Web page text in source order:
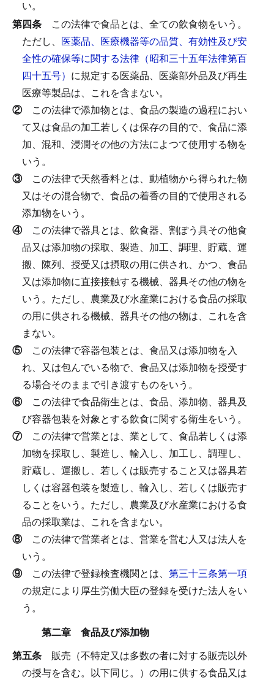
い。
第四条 この法律で食品とは、全ての飲食物をいう。
ただし、 医薬品、医療機器等の品質、有効性及び安
全性の確保等に関する法律（昭和三十五年法律第百
四十五号） に規定する医薬品、医薬部外品及び再生
医療等製品は、これを含まない。
② この法律で添加物とは、食品の製造の過程におい
て又は食品の加工若しくは保存の目的で、食品に添
加、混和、浸潤その他の方法によつて使用する物を
いう。
③ この法律で天然香料とは、動植物から得られた物
又はその混合物で、食品の着香の目的で使用される
添加物をいう。
④ この法律で器具とは、飲食器、割ぽう具その他食
品又は添加物の採取、製造、加工、調理、貯蔵、運
搬、陳列、授受又は摂取の用に供され、かつ、食品
又は添加物に直接接触する機械、器具その他の物を
いう。 ただし、農業及び水産業における食品の採取
の用に供される機械、器具その他の物は、これを含
まない。
⑤ この法律で容器包装とは、食品又は添加物を入
れ、又は包んでいる物で、食品又は添加物を授受す
る場合そのままで引き渡すものをいう。
⑥ この法律で食品衛生とは、食品、添加物、器具及
び容器包装を対象とする飲食に関する衛生をいう。
⑦ この法律で営業とは、業として、食品若しくは添
加物を採取し、製造し、輸入し、加工し、調理し、
貯蔵し、運搬し、若しくは販売すること又は器具若
しくは容器包装を製造し、輸入し、若しくは販売す
ることをいう。 ただし、農業及び水産業における食
品の採取業は、これを含まない。
⑧ この法律で営業者とは、営業を営む人又は法人を
いう。
⑨ この法律で登録検査機関とは、 第三十三条第一項
の規定により厚生労働大臣の登録を受けた法人をい
う。
第二章 食品及び添加物
第五条 販売（不特定又は多数の者に対する販売以外
の授与を含む。以下同じ。）の用に供する食品又は